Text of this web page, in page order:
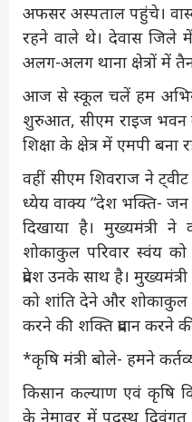
अफसर अस्पताल पहुंचे।
रहने वाले थे। देवास
अलग-अलग थाना क्षेत्रों में
आज से स्कूल चलें हम
शुरुआत, सीएम राइज भवन
शिक्षा के क्षेत्र में एमपी बना
वहीं सीएम शिवराज ने
ध्येय वाक्य “देश भक्ति- जन
दिखाया है। मुख्यमंत्री
शोकाकुल परिवार स्वंय
प्रदेश उनके साथ है।
को शांति देने और
करने की शक्ति प्रदान करने की
*कृषि मंत्री बोले- हमने
किसान कल्याण एवं कृषि
के नेमावर में पदस्थ दिवंगत